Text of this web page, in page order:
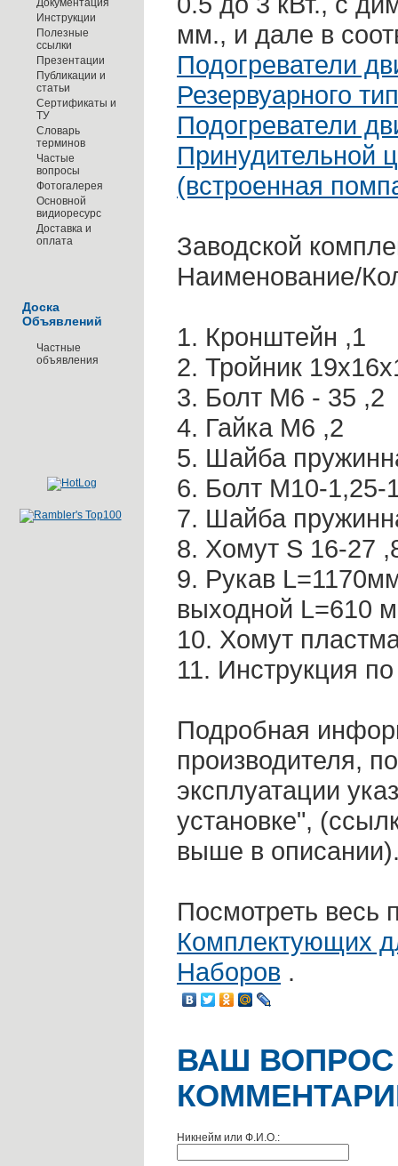
Документация
Инструкции
Полезные
ссылки
Презентации
Публикации и
статьи
Сертификаты и
ТУ
Словарь
терминов
Частые
вопросы
Фотогалерея
Основной
видиоресурс
Доставка и
оплата
Доска
Объявлений
Частные
объявления
мм., и дале в
Подогреватели
Резервуарного
Подогреватели
Принудительной
(встроенная
Заводской
Наименование/
1. Кронштейн ,1
2. Тройник
3. Болт М6 - 35 ,2
4. Гайка М6 ,2
5. Шайба
6. Болт М10-1,25-
7. Шайба
8. Хомут S 16-27
9. Рукав
выходной L=610
10. Хомут
11. Инструкция
Подробная
производителя,
эксплуатации
установке",
выше в
Посмотреть весь
Комплектующих
Наборов .
ВАШ
Никнейм или Ф.И.О.: